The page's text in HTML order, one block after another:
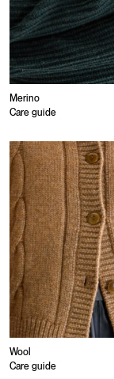
Merino
Care guide
Wool
Care guide